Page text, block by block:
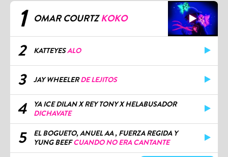
1 OMAR COURTZKOKO
2 KATTEYESALO
3 JAY WHEELERDE LEJITOS
4
YA ICE DILAN X REY TONY X HELABUSADOR
DICHAVATE
5
EL BOGUETO, ANUEL AA , FUERZA REGIDA Y
YUNG BEEFCUANDO NO ERA CANTANTE